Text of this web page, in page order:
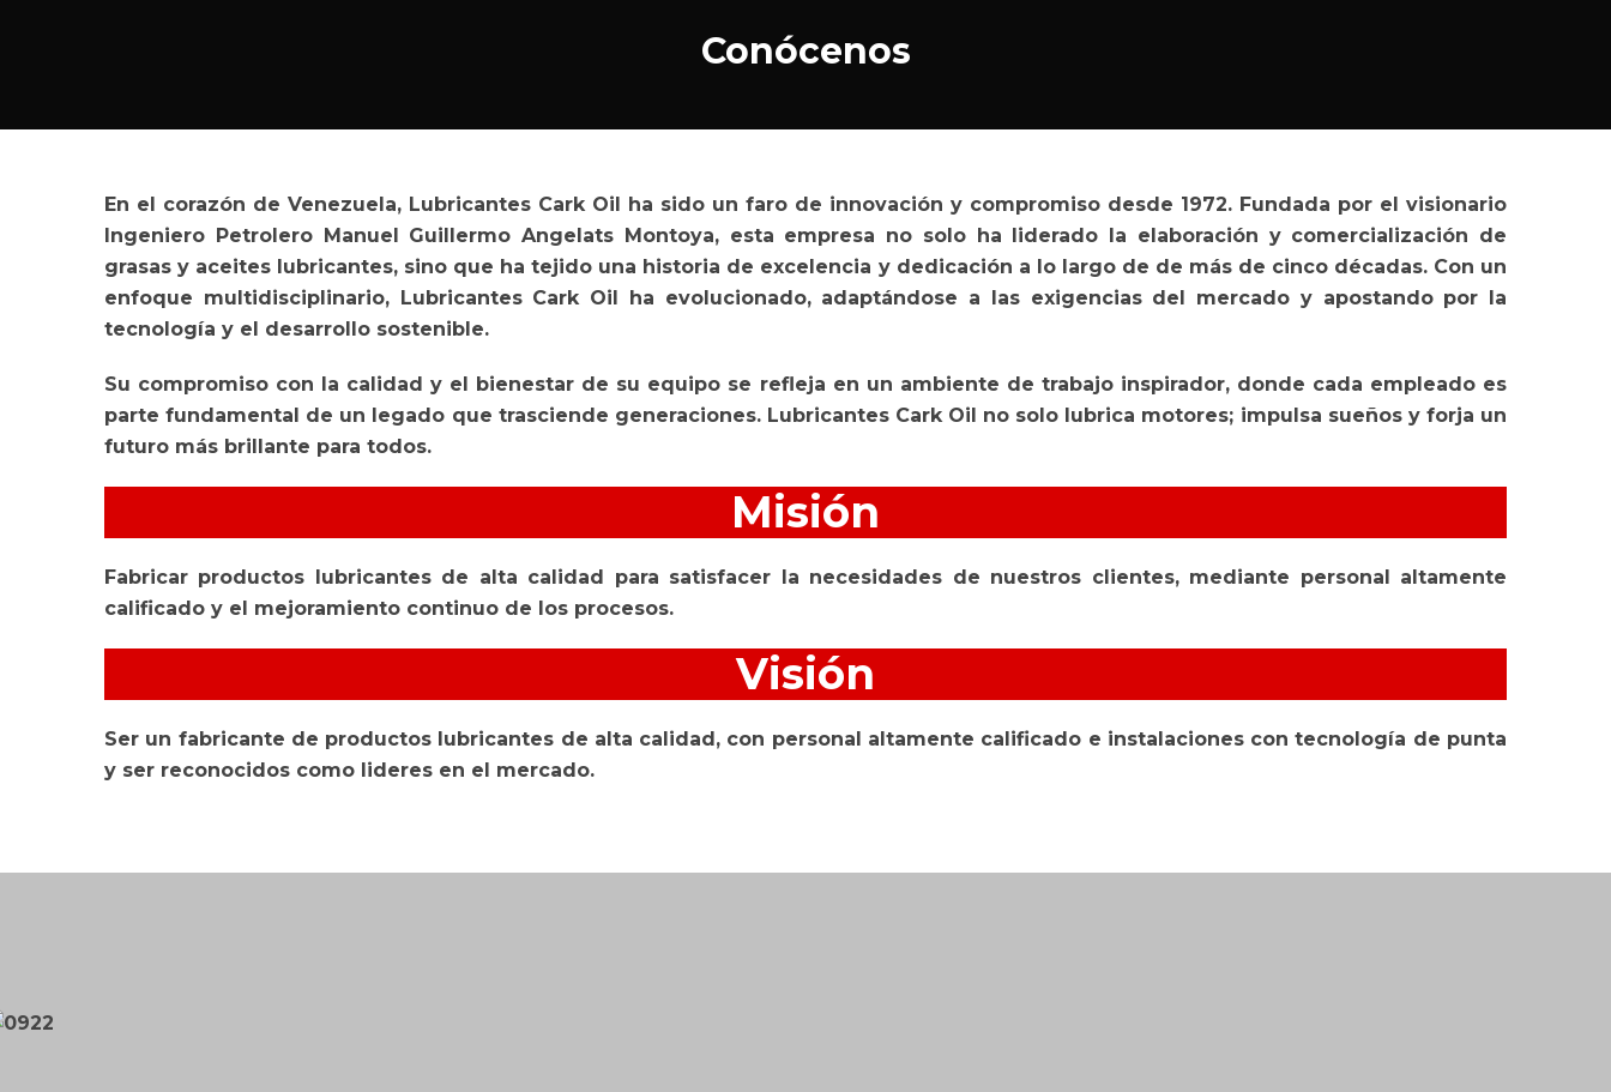
Conócenos
En el corazón de Venezuela, Lubricantes Cark Oil ha sido un faro de innovación y compromiso desde 1972. Fundada por el visionario
Ingeniero Petrolero Manuel Guillermo Angelats Montoya, esta empresa no solo ha liderado la elaboración y comercialización de
grasas y aceites lubricantes, sino que ha tejido una historia de excelencia y dedicación a lo largo de de más de cinco décadas. Con un
enfoque multidisciplinario, Lubricantes Cark Oil ha evolucionado, adaptándose a las exigencias del mercado y apostando por la
tecnología y el desarrollo sostenible.
Su compromiso con la calidad y el bienestar de su equipo se refleja en un ambiente de trabajo inspirador, donde cada empleado es
parte fundamental de un legado que trasciende generaciones. Lubricantes Cark Oil no solo lubrica motores; impulsa sueños y forja un
futuro más brillante para todos.
Misión
Fabricar productos lubricantes de alta calidad para satisfacer la necesidades de nuestros clientes, mediante personal altamente
calificado y el mejoramiento continuo de los procesos.
Visión
Ser un fabricante de productos lubricantes de alta calidad, con personal altamente calificado e instalaciones con tecnología de punta
y ser reconocidos como lideres en el mercado.